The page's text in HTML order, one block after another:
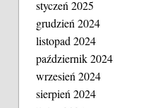
styczeń 2025
grudzień 2024
listopad 2024
październik 2024
wrzesień 2024
sierpień 2024